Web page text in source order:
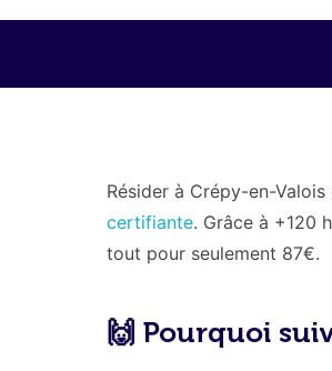
Résider à Crépy-en-Valois
certifiante. Grâce à +120
tout pour seulement 87€.
🙌 Pourquoi